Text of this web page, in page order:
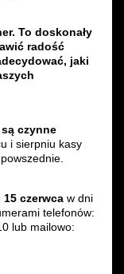
To doskonały
radość
jaki
czynne
i sierpniu kasy
czerwca w dni
telefonów:
lub mailowo: